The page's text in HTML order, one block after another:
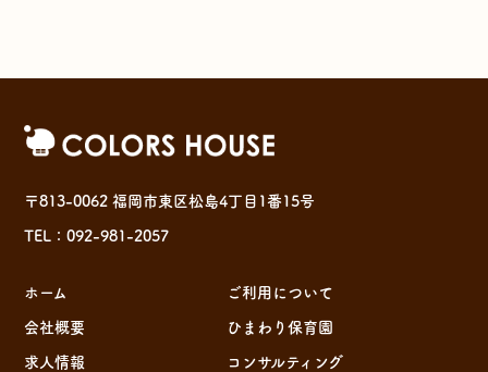
〒813-0062 福岡市東区松島4丁目1番15号
TEL：092-981-2057
ホーム ご利用について
会社概要 ひまわり保育園
求人情報 コンサルティング